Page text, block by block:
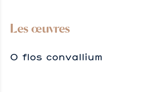
Les œuvres
O flos convallium